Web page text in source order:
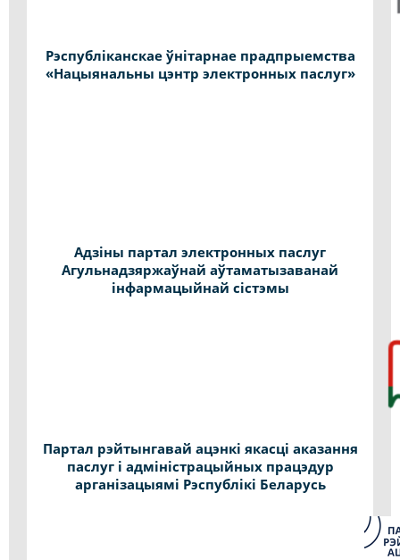
Рэспубліканскае ўнітарнае прадпрыемства
«Нацыянальны цэнтр электронных паслуг»
Адзіны партал электронных паслуг
Агульнадзяржаўнай аўтаматызаванай
інфармацыйнай сістэмы
Партал рэйтынгавай ацэнкі якасці аказання
паслуг і адміністрацыйных працэдур
арганізацыямі Рэспублікі Беларусь